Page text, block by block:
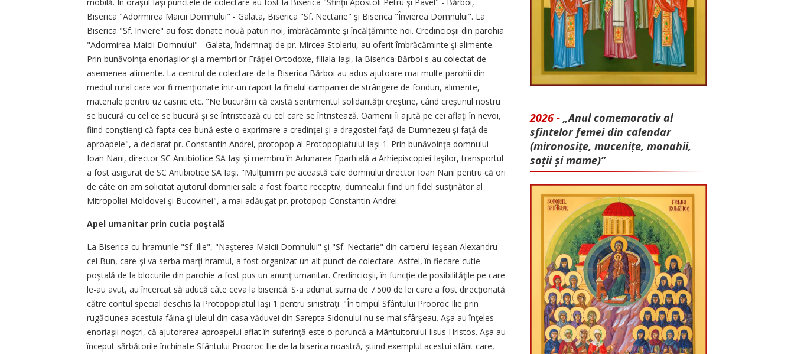
Biserica "Adormirea Maicii Domnului" - Galata, Biserica "Sf. Nectarie" şi Biserica "Învierea Domnului". La
Biserica "Sf. Inviere" au fost donate nouă paturi noi, îmbrăcăminte şi încălţăminte noi. Credincioşii din parohia
"Adormirea Maicii Domnului" - Galata, îndemnaţi de pr. Mircea Stoleriu, au oferit îmbrăcăminte şi alimente.
Prin bunăvoinţa enoriaşilor şi a membrilor Frăţiei Ortodoxe, filiala Iaşi, la Biserica Bărboi s-au colectat de
asemenea alimente. La centrul de colectare de la Biserica Bărboi au adus ajutoare mai multe parohii din
mediul rural care vor fi menţionate într-un raport la finalul campaniei de strângere de fonduri, alimente,
materiale pentru uz casnic etc. "Ne bucurăm că există sentimentul solidarităţii creştine, când creştinul nostru
se bucură cu cel ce se bucură şi se întristează cu cel care se întristează. Oamenii îi ajută pe cei aflaţi în nevoi,
fiind conştienţi că fapta cea bună este o exprimare a credinţei şi a dragostei faţă de Dumnezeu şi faţă de
aproapele", a declarat pr. Constantin Andrei, protopop al Protopopiatului Iaşi 1. Prin bunăvoinţa domnului
Ioan Nani, director SC Antibiotice SA Iaşi şi membru în Adunarea Eparhială a Arhiepiscopiei Iaşilor, transportul
a fost asigurat de SC Antibiotice SA Iaşi. "Mulţumim pe această cale domnului director Ioan Nani pentru că ori
de câte ori am solicitat ajutorul domniei sale a fost foarte receptiv, dumnealui fiind un fidel susţinător al
Mitropoliei Moldovei şi Bucovinei", a mai adăugat pr. protopop Constantin Andrei.
Apel umanitar prin cutia poştală
La Biserica cu hramurile "Sf. Ilie", "Naşterea Maicii Domnului" şi "Sf. Nectarie" din cartierul ieşean Alexandru
cel Bun, care-şi va serba marţi hramul, a fost organizat un alt punct de colectare. Astfel, în fiecare cutie
poştală de la blocurile din parohie a fost pus un anunţ umanitar. Credincioşii, în funcţie de posibilităţile pe care
le-au avut, au încercat să aducă câte ceva la biserică. S-a adunat suma de 7.500 de lei care a fost direcţionată
către contul special deschis la Protopopiatul Iaşi 1 pentru sinistraţi. "În timpul Sfântului Prooroc Ilie prin
rugăciunea acestuia făina şi uleiul din casa văduvei din Sarepta Sidonului nu se mai sfârşeau. Aşa au înţeles
enoriaşii noştri, că ajutorarea aproapelui aflat în suferinţă este o poruncă a Mântuitorului Iisus Hristos. Aşa au
început sărbătorile închinate Sfântului Prooroc Ilie de la biserica noastră, ştiind exemplul acestui sfânt care,
2026 - „Anul comemorativ al
sfintelor femei din calendar
(mironosițe, mu­cenițe, monahii,
soții și mame)”